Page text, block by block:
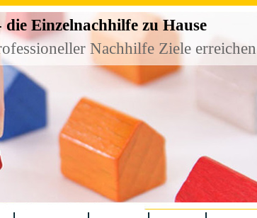
Einzelnachhilfe zu Hause
Nachhilfe Ziele erreichen